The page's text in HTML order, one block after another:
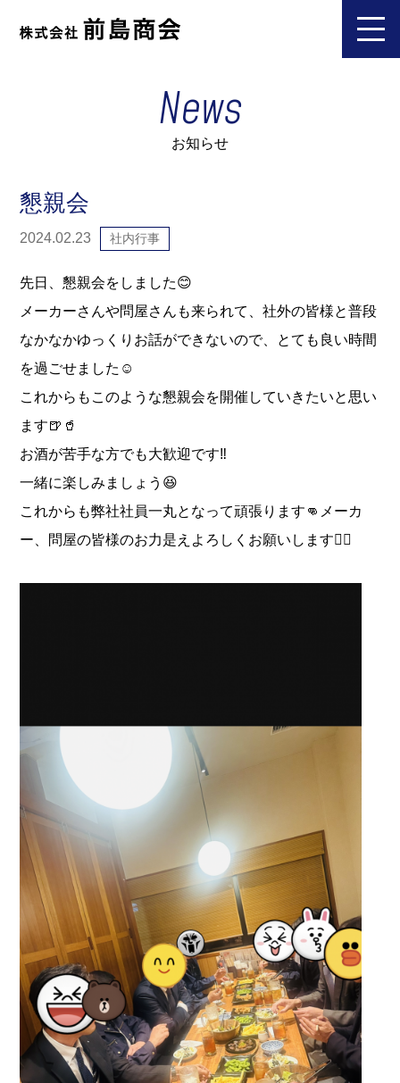
News
お知らせ
懇親会
2024.02.23 社内行事
先日、懇親会をしました😊
メーカーさんや問屋さんも来られて、社外の皆様と普段
なかなかゆっくりお話ができないので、とても良い時間
を過ごせました☺️
これからもこのような懇親会を開催していきたいと思い
ます🍺🥤
お酒が苦手な方でも大歓迎です‼️
一緒に楽しみましょう😆
これからも弊社社員一丸となって頑張ります👊メーカ
ー、問屋の皆様のお力是えよろしくお願いします🙇‍♂️